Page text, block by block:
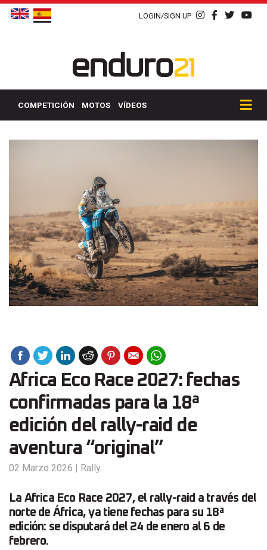
LOGIN/SIGN UP
COMPETICIÓN MOTOS VÍDEOS
Africa Eco Race 2027: fechas
confirmadas para la 18ª
edición del rally-raid de
aventura “original”
02 Marzo 2026 | Rally
La Africa Eco Race 2027, el rally-raid a través del
norte de África, ya tiene fechas para su 18ª
edición: se disputará del 24 de enero al 6 de
febrero.